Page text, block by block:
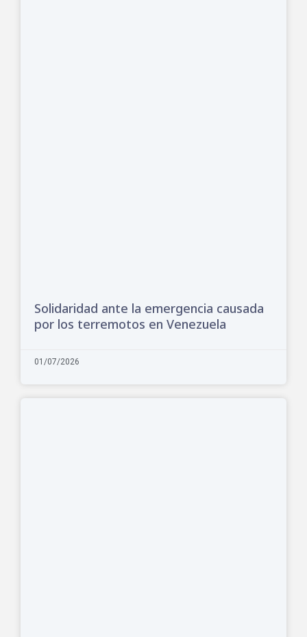
Solidaridad ante la emergencia causada
por los terremotos en Venezuela
01/07/2026